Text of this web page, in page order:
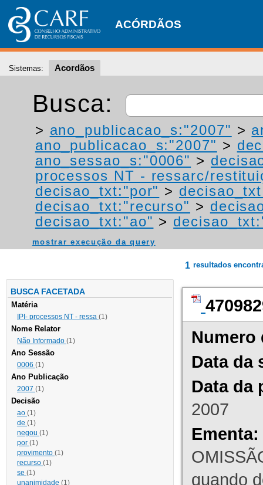
ACÓRDÃOS
Sistemas: Acordãos
Busca:
> ano_publicacao_s:"2007" >
ano_publicacao_s:"2007" >
ano_sessao_s:"0006" >
processos NT - ressarc/
decisao_txt:"por" >
decisao_txt:"recurso" >
decisao_txt:"ao" >
mostrar execução da query
BUSCA FACETADA
Matéria
IPI- processos NT - ressa (1)
Nome Relator
Não Informado (1)
Ano Sessão
0006 (1)
Ano Publicação
2007 (1)
Decisão
ao (1)
de (1)
negou (1)
por (1)
provimento (1)
recurso (1)
se (1)
unanimidade (1)
1 resultados
Numero
Data da
Data da
2007
Ementa:
quando